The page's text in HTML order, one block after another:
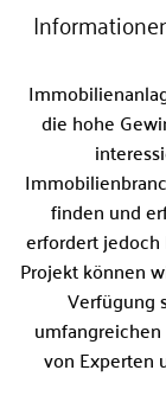
die hohe
finden und
erfordert jedoch
Projekt können
Verfügung
von Experten